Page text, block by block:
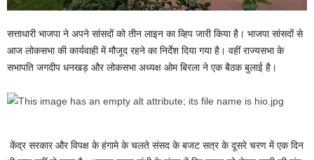
सत्ताधारी भाजपा ने अपने सांसदों को तीन लाइन का व्हिप जारी किया है। भाजपा सांसदों से
आज लोकसभा की कार्यवाही में मौजूद रहने का निर्देश दिया गया है। वहीं राज्यसभा के
सभापति जगदीप धनखड़ और लोकसभा अध्यक्ष ओम बिरला ने एक बैठक बुलाई है।
केंद्र सरकार और विपक्ष के हंगामे के चलते संसद के बजट सत्र के दूसरे चरण में एक दिन